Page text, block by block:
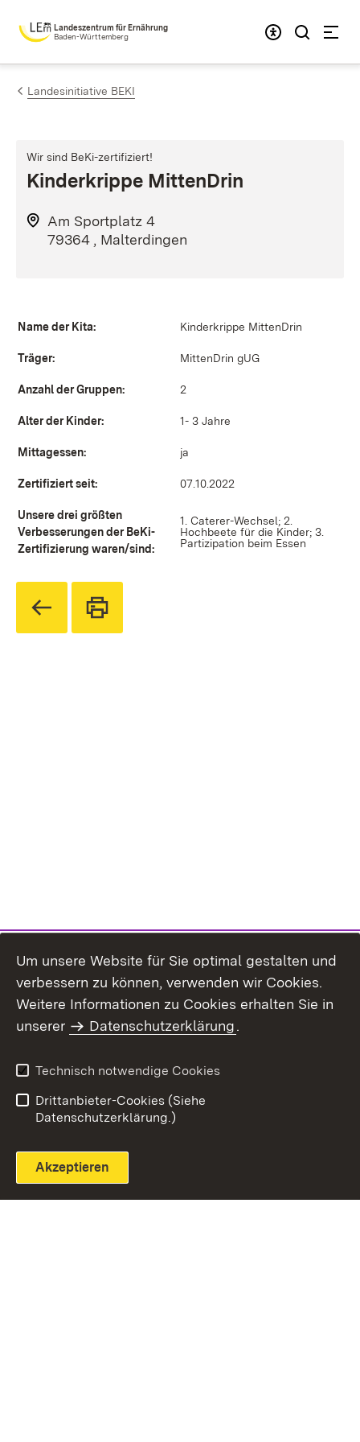
Zum Inhalt springen
Landeszentrum für Ernährung
Baden-Württemberg
Landesinitiative BEKI
Wir sind BeKi-zertifiziert!
Kinderkrippe MittenDrin
Am Sportplatz 4
79364 , Malterdingen
Name der Kita: Kinderkrippe MittenDrin
Träger: MittenDrin gUG
Anzahl der Gruppen: 2
Alter der Kinder: 1- 3 Jahre
Mittagessen: ja
Zertifiziert seit: 07.10.2022
Unsere drei größten
Verbesserungen der BeKi-
Zertifizierung waren/sind:
1. Caterer-Wechsel; 2.
Hochbeete für die Kinder; 3.
Partizipation beim Essen
Themenübersicht
Um unsere Website für Sie optimal gestalten und
verbessern zu können, verwenden wir Cookies.
Weitere Informationen zu Cookies erhalten Sie in
unserer
Datenschutzerklärung.
Technisch notwendige Cookies
Drittanbieter-Cookies (Siehe
Datenschutzerklärung.)
Akzeptieren